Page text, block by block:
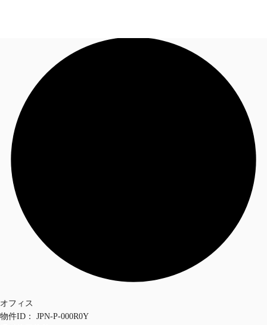
オフィス・事務所
倉庫・物流センター
お電話
オフィス
物件ID：
JPN-P-000R0Y